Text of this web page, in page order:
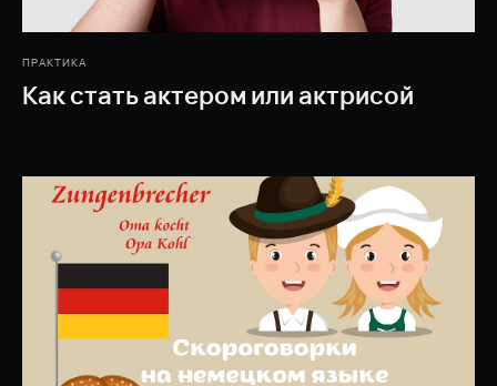
ПРАКТИКА
Как стать актером или актрисой